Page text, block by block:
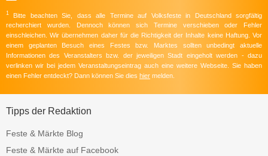
1
Bitte beachten Sie, dass alle Termine auf Volksfeste in Deutschland sorgfältig
recherchiert wurden. Dennoch können sich Termine verschieben oder Fehler
einschleichen. Wir übernehmen daher für die Richtigkeit der Inhalte keine Haftung. Vor
einem geplanten Besuch eines Festes bzw. Marktes sollten unbedingt aktuelle
Informationen des Veranstalters bzw. der jeweiligen Stadt eingeholt werden - dazu
verlinken wir bei jedem Veranstaltungseintrag auch eine weitere Webseite. Sie haben
einen Fehler entdeckt? Dann können Sie dies hier melden.
Tipps der Redaktion
Feste & Märkte Blog
Feste & Märkte auf Facebook